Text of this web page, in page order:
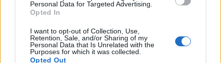
Personal Data for Targeted Advertising.
Opted In
I want to opt-out of Collection, Use,
Retention, Sale, and/or Sharing of my
Personal Data that Is Unrelated with the
Purposes for which it was collected.
Opted Out
színiiskolájába jelentkezett Szegeden, és
mikor megkérdezték, miért akar színésznő
lenni, azt felelte: nem tudom" - mesélt a
nyolcvan éve született művésznő ifjúkoráról
Igó Éva.